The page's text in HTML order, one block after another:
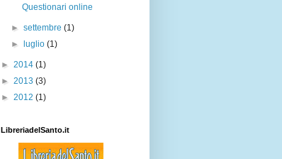
Questionari online
►settembre(1)
►luglio(1)
► 2014 (1)
► 2013 (3)
► 2012 (1)
LibreriadelSanto.it